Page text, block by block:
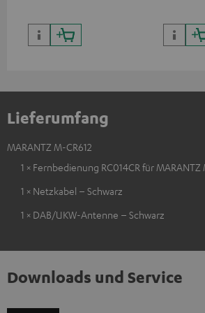
Lieferumfang
MARANTZ M-CR612
1 × Fernbedienung RC014CR für MARANTZ
1 × Netzkabel – Schwarz
1 × DAB/UKW-Antenne – Schwarz
Downloads und Service